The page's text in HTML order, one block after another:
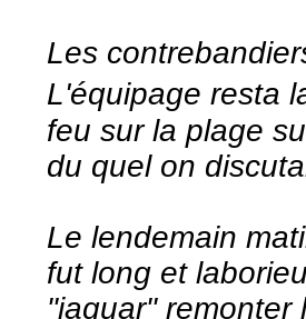
Les
L'équipage resta
feu sur la plage
du quel on
Le lendemain
fut long et
"jaguar"